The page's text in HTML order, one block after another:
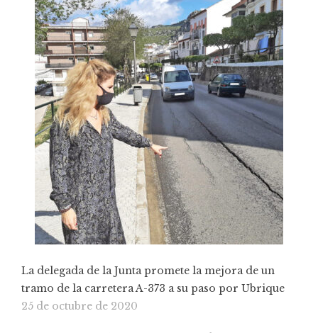
La delegada de la Junta promete la mejora de un
tramo de la carretera A-373 a su paso por Ubrique
25 de octubre de 2020